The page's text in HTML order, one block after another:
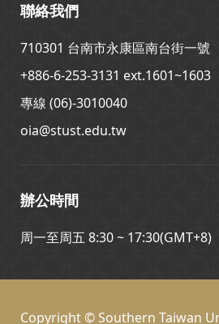
聯絡我們
710301 台南市永康區南台街一號
+886-6-253-3131 ext.1601~1603
專線 (06)-3010040
oia@stust.edu.tw
辦公時間
周一至周五 8:30 ~ 17:30(GMT+8)
Copyright © Southern Taiwan